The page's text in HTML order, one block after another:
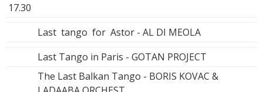
17.30
Last tango for Astor - AL DI MEOLA
Last Tango in Paris - GOTAN PROJECT
The Last Balkan Tango - BORIS KOVAC &